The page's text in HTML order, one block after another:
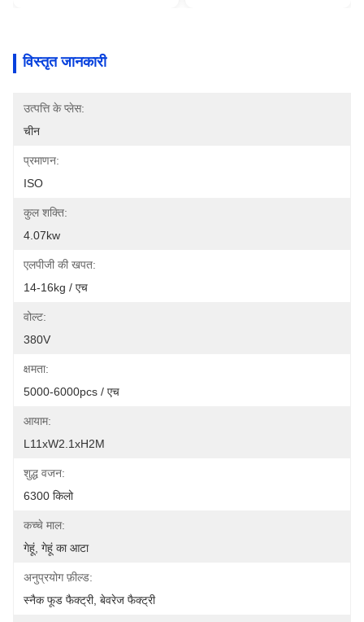
विस्तृत जानकारी
उत्पत्ति के प्लेस:
चीन
प्रमाणन:
ISO
कुल शक्ति:
4.07kw
एलपीजी की खपत:
14-16kg / एच
वोल्ट:
380V
क्षमता:
5000-6000pcs / एच
आयाम:
L11xW2.1xH2M
शुद्ध वजन:
6300 किलो
कच्चे माल:
गेहूं, गेहूं का आटा
अनुप्रयोग फ़ील्ड:
स्नैक फूड फैक्ट्री, बेवरेज फैक्ट्री